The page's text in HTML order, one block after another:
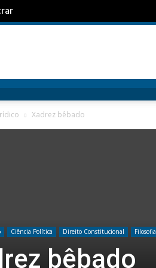
Xadrez bêbado
Ciência Política Direito Constitucional Filosofia
bêbado